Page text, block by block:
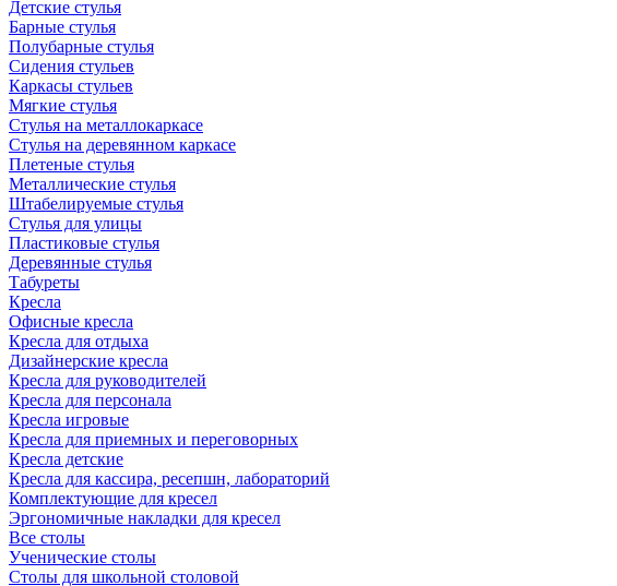
Детские стулья
Барные стулья
Полубарные стулья
Сидения стульев
Каркасы стульев
Мягкие стулья
Стулья на металлокаркасе
Стулья на деревянном каркасе
Плетеные стулья
Металлические стулья
Штабелируемые стулья
Стулья для улицы
Пластиковые стулья
Деревянные стулья
Табуреты
Кресла
Офисные кресла
Кресла для отдыха
Дизайнерские кресла
Кресла для руководителей
Кресла для персонала
Кресла игровые
Кресла для приемных и переговорных
Кресла детские
Кресла для кассира, ресепшн, лабораторий
Комплектующие для кресел
Эргономичные накладки для кресел
Все столы
Ученические столы
Столы для школьной столовой